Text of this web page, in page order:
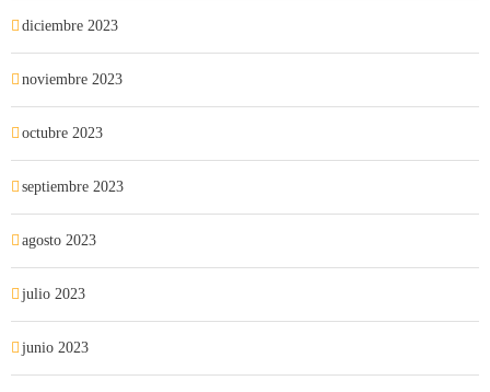
diciembre 2023
noviembre 2023
octubre 2023
septiembre 2023
agosto 2023
julio 2023
junio 2023